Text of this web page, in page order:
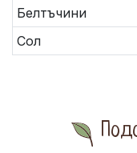
Белтъчини
Сол